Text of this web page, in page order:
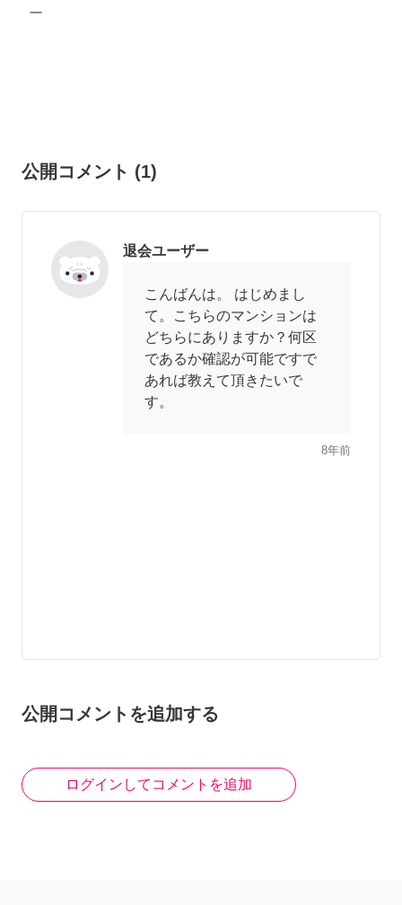
ー
公開コメント (1)
退会ユーザー
こんばんは。 はじめまし
て。こちらのマンションは
どちらにありますか？何区
であるか確認が可能ですで
あれば教えて頂きたいで
す。
8年前
公開コメントを追加する
ログインしてコメントを追加